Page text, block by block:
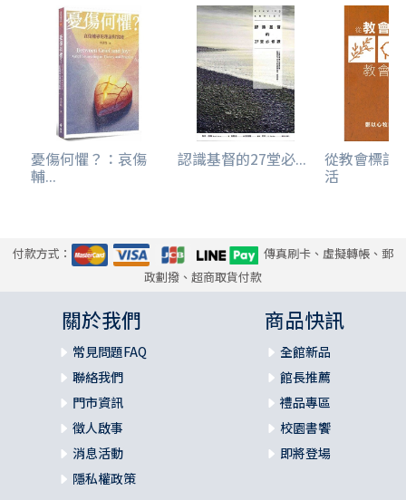
憂傷何懼？：哀傷
輔...
認識基督的27堂必... 從教會標記
活
付款方式：
傳真刷卡、虛擬轉帳、郵
政劃撥、超商取貨付款
關於我們
常見問題FAQ
聯絡我們
門市資訊
徵人啟事
消息活動
隱私權政策
商品快訊
全館新品
館長推薦
禮品專區
校園書饗
即將登場